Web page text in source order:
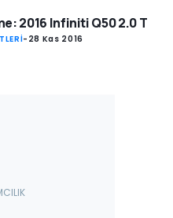
2016 Infiniti Q50 2.0 T
- 28 Kas 2016